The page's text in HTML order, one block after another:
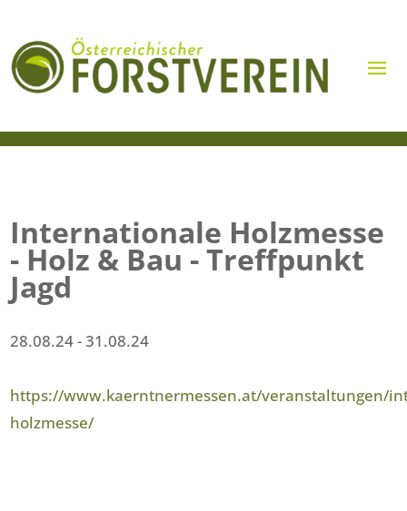
Internationale Holzmesse
- Holz & Bau - Treffpunkt
Jagd
28.08.24- 31.08.24
https://www.kaerntnermessen.at/veranstaltungen/
holzmesse/